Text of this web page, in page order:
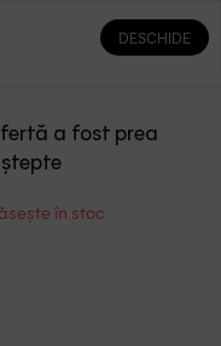
0 0
a fost prea
în stoc
DESCHIDE